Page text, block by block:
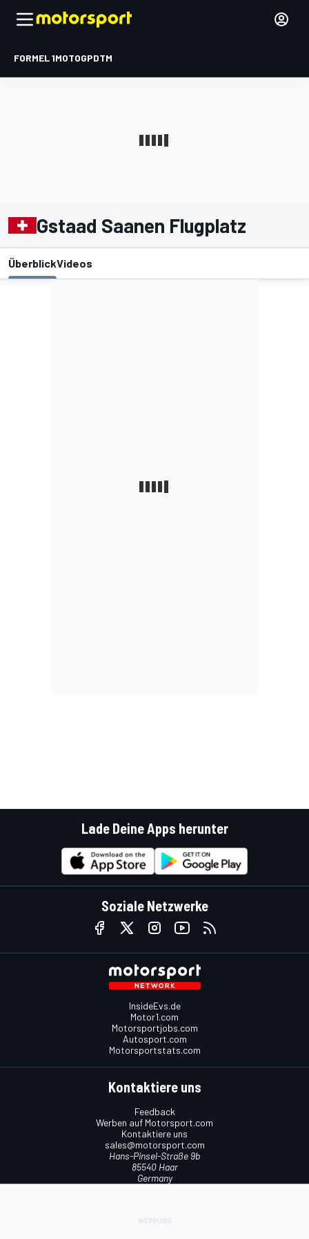
FORMEL 1MOTOGPDTM
Gstaad Saanen Flugplatz
ÜberblickVideos
Lade Deine Apps herunter
Soziale Netzwerke
InsideEvs.de
Motor1.com
Motorsportjobs.com
Autosport.com
Motorsportstats.com
Kontaktiere uns
Feedback
Werben auf Motorsport.com
Kontaktiere uns
sales@motorsport.com
Hans-Pinsel-Straße 9b
85540 Haar
Germany
Utiq verwalten